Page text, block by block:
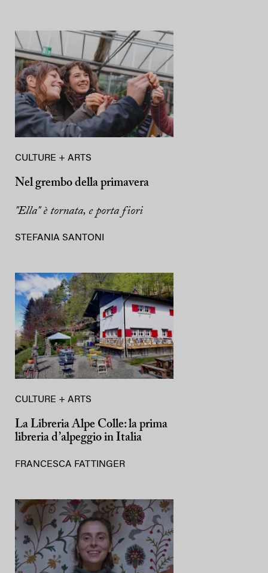
CULTURE + ARTS
Nel grembo della primavera
"Ella" è tornata, e porta fiori
STEFANIA SANTONI
CULTURE + ARTS
La Libreria Alpe Colle: la prima
libreria d’alpeggio in Italia
FRANCESCA FATTINGER